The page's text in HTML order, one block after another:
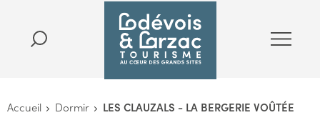
Accueil Dormir LES CLAUZALS - LA BERGERIE VOÛTÉE